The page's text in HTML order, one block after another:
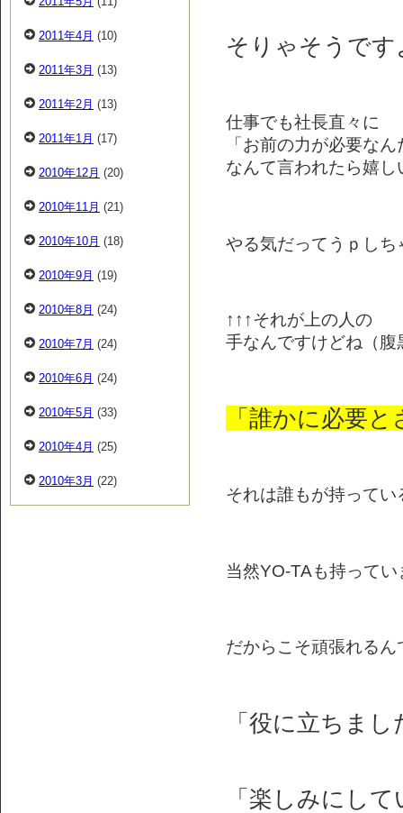
そりゃそうです
仕事でも社長直々に
「お前の力が必要な
なんて言われたら嬉
やる気だってうｐしち
↑↑↑それが上の人の
手なんですけどね（腹
「誰かに必要
それは誰もが持って
当然YO-TAも持って
だからこそ頑張れるん
「役に立ちまし
「楽しみにし
2011年4月 (10)
2011年3月 (13)
2011年2月 (13)
2011年1月 (17)
2010年12月 (20)
2010年11月 (21)
2010年10月 (18)
2010年9月 (19)
2010年8月 (24)
2010年7月 (24)
2010年6月 (24)
2010年5月 (33)
2010年4月 (25)
2010年3月 (22)